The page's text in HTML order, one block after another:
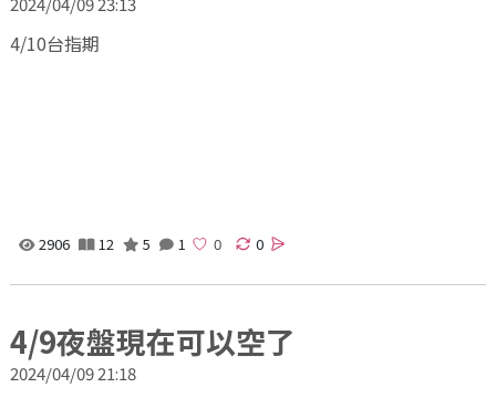
4/10台指期
2906 12 5 1 0
4/9夜盤現在可以空了
2024/04/09 21:18